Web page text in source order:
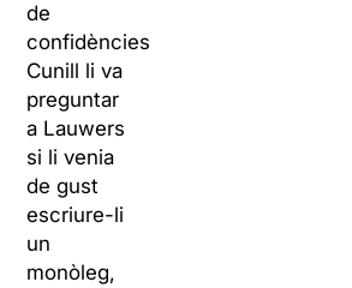
de
confidències,
Cunill li va
preguntar
a Lauwers
si li venia
de gust
escriure-li
un
monòleg,